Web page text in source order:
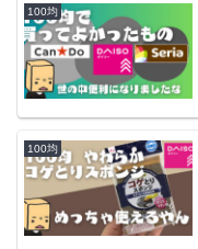
100均
100均